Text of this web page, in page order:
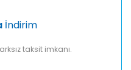
İndirim
taksit imkanı.